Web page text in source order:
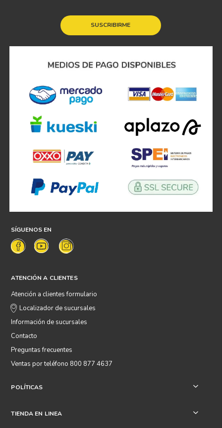
SUSCRIBIRME
SÍGUENOS EN
ATENCIÓN A CLIENTES
Atención a clientes formulario
Localizador de sucursales
Información de sucursales
Contacto
Preguntas frecuentes
Ventas por teléfono 800 877 4637
POLÍTICAS +
TIENDA EN LINEA +